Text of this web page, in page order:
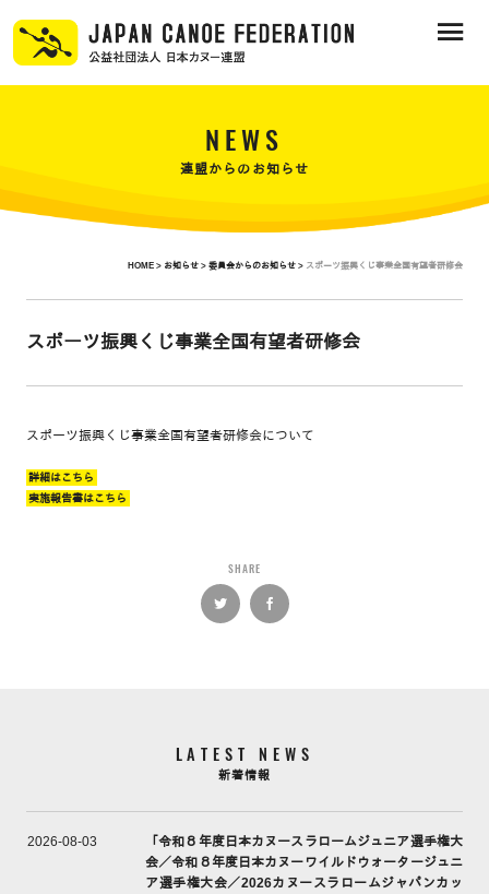
NEWS
連盟からのお知らせ
HOME > お知らせ > 委員会からのお知らせ > スポーツ振興くじ事業全国有望者研修会
スポーツ振興くじ事業全国有望者研修会
スポーツ振興くじ事業全国有望者研修会について
詳細はこちら
実施報告書はこちら
SHARE
LATEST NEWS
新着情報
2026-08-03
「令和８年度日本カヌースラロームジュニア選手権大
会／令和８年度日本カヌーワイルドウォータージュニ
ア選手権大会／2026カヌースラロームジャパンカッ